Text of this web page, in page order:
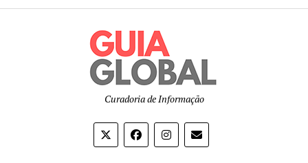
Curadoria de Informação